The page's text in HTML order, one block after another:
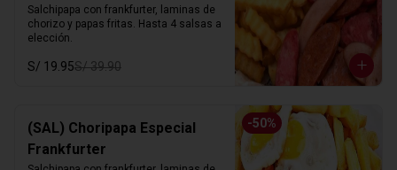
Salchipapa con frankfurter, laminas de
chorizo y papas fritas. Hasta 4 salsas a
elección.
S/ 19.95S/ 39.90
-50%
(SAL) Choripapa Especial
Frankfurter